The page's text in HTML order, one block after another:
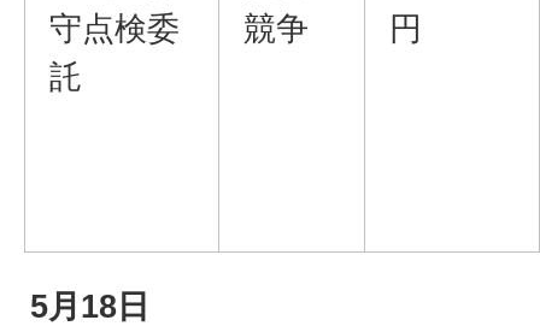
守点検委
託
競争
円
5月18日